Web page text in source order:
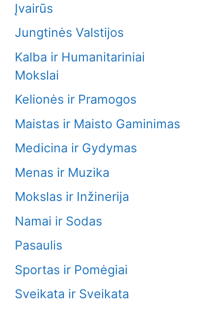
Įvairūs
Jungtinės Valstijos
Kalba ir Humanitariniai
Mokslai
Kelionės ir Pramogos
Maistas ir Maisto Gaminimas
Medicina ir Gydymas
Menas ir Muzika
Mokslas ir Inžinerija
Namai ir Sodas
Pasaulis
Sportas ir Pomėgiai
Sveikata ir Sveikata